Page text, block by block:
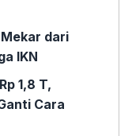
dari
IKN
1,8 T,
Cara